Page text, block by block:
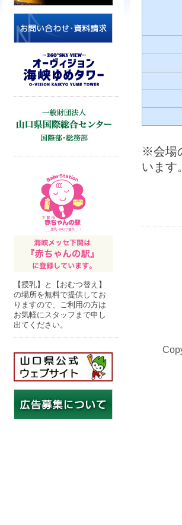
【授乳】と【おむつ替え】
の場所を無料で提供してお
りますので、ご利用の方は
お気軽にスタッフまで申し
出てください。
※会場
います。